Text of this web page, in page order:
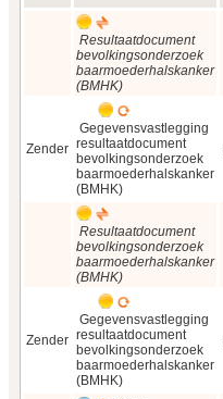
Resultaatdocument
bevolkingsonderzoek
baarmoederhalskanker
(BMHK)
Zender
Gegevensvastlegging
resultaatdocument
bevolkingsonderzoek
baarmoederhalskanker
(BMHK)
Resultaatdocument
bevolkingsonderzoek
baarmoederhalskanker
(BMHK)
Zender
Gegevensvastlegging
resultaatdocument
bevolkingsonderzoek
baarmoederhalskanker
(BMHK)